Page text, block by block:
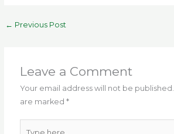
c
o
o
k
it
mp
p
← Previous Post
Leave a Comment
Your email address will not be published.
are marked*